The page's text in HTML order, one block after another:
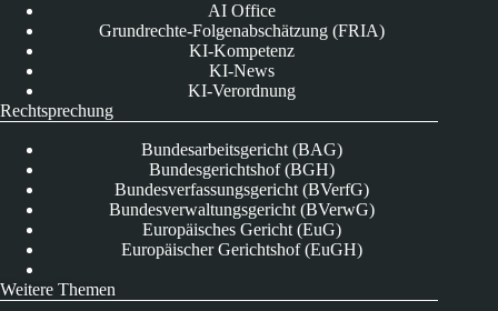
AI Office
Grundrechte-Folgenabschätzung (FRIA)
KI-Kompetenz
KI-News
KI-Verordnung
Rechtsprechung
Bundesarbeitsgericht (BAG)
Bundesgerichtshof (BGH)
Bundesverfassungsgericht (BVerfG)
Bundesverwaltungsgericht (BVerwG)
Europäisches Gericht (EuG)
Europäischer Gerichtshof (EuGH)
Weitere Themen